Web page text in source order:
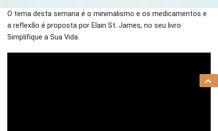
O tema desta semana é o minimalismo e os medicamentos e
a reflexão é proposta por Elain St. James, no seu livro
Simplifique a Sua Vida.